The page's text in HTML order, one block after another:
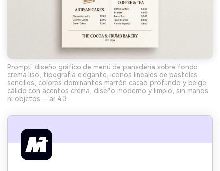
Prompt: diseño gráfico de menú de panadería sobre fondo
crema liso, tipografía elegante, iconos lineales de pasteles
sencillos, colores dominantes marrón cacao profundo y beige
cálido con acentos crema, diseño moderno y limpio, sin manos
ni objetos --ar 4:3